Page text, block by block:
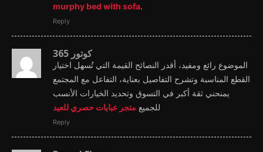
murphy bed with sofa.
Reply
كوتور 365
الموضوع رائع ومفيد، أقدر النصائح القيمة التي تُسهل اختيار
القطع المناسبة وتشرح التفاصيل بعناية، التفاعل مع المجتمع
يمنحني ثقة أكبر في التسوق وتحديد الخيارات الأنسب
للجميع متجر عبايات حصري للعيد
Reply